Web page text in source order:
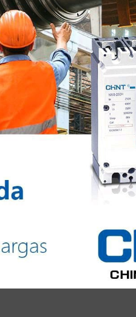
reservados @2024